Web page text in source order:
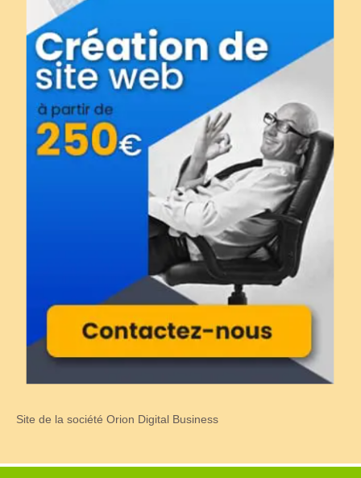
Site de la société Orion Digital Business